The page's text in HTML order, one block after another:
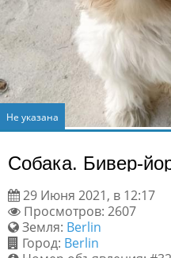
Правила доски
Компьютерная версия
Текстовая реклама
Обратная связь
Не указана
Собака. Бивер-
29 Июня 2021, в 12:17
Просмотров: 2607
Земля: Berlin
Город: Berlin